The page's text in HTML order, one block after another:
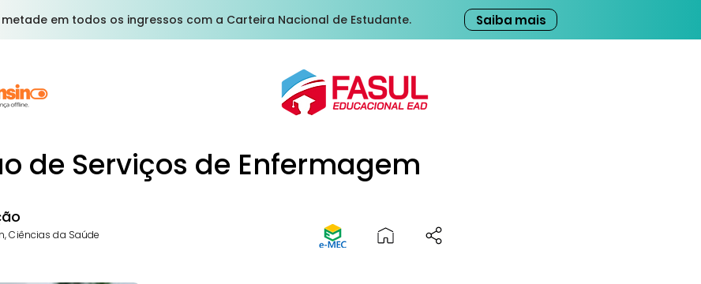
metade em todos os ingressos com a Carteira Nacional de Estudante. Saiba mais
de Serviços de Enfermagem
Ciências da Saúde